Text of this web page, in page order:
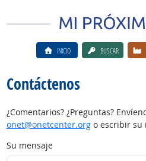
INICIO BUSCAR
Contáctenos
¿Comentarios? ¿Preguntas?
onet@onetcenter.orgo escribir su
Su mensaje